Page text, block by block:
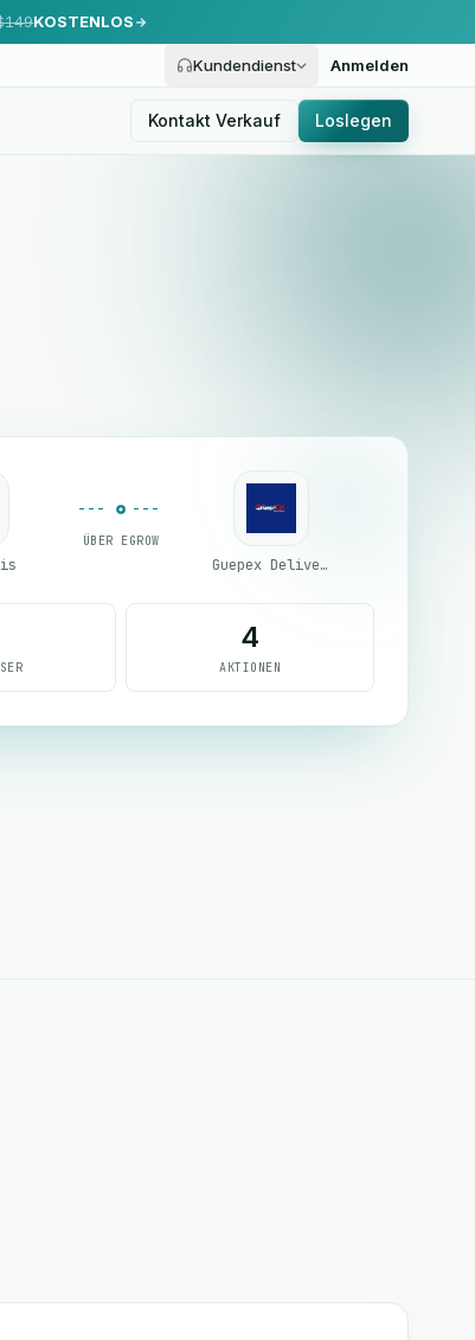
KOSTENLOS
Kundendienst Anmelden
Kontakt Verkauf Loslegen
ÜBER EGROW
Guepex Delivery
4
AKTIONEN